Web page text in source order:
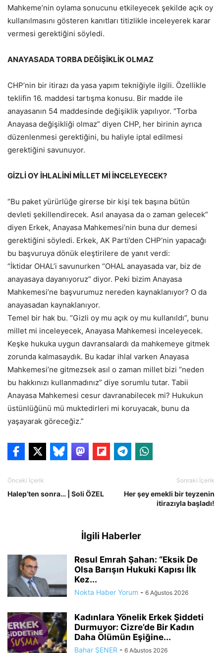
Mahkeme’nin oylama sonucunu etkileyecek şekilde açık oy
kullanılmasını gösteren kanıtları titizlikle inceleyerek karar
vermesi gerektiğini söyledi.
ANAYASADA TORBA DEĞİŞİKLİK OLMAZ
CHP’nin bir itirazı da yasa yapım tekniğiyle ilgili. Özellikle
teklifin 16. maddesi tartışma konusu. Bir madde ile
anayasanın 54 maddesinde değişiklik yapılıyor. “Torba
Anayasa değişikliği olmaz” diyen CHP, her birinin ayrıca
düzenlenmesi gerektiğini, bu haliyle iptal edilmesi
gerektiğini savunuyor.
GİZLİ OY İHLALİNİ MİLLET Mİ İNCELEYECEK?
“Bu paket yürürlüğe girerse bir kişi tek başına bütün
devleti şekillendirecek. Asıl anayasa da o zaman gelecek”
diyen Erkek, Anayasa Mahkemesi’nin buna dur demesi
gerektiğini söyledi. Erkek, AK Parti’den CHP’nin yapacağı
bu başvuruya dönük eleştirilere de yanıt verdi:
“İktidar OHAL’i savunurken “OHAL anayasada var, biz de
anayasaya dayanıyoruz” diyor. Peki bizim Anayasa
Mahkemesi’ne başvurumuz nereden kaynaklanıyor? O da
anayasadan kaynaklanıyor.
Temel bir hak bu. “Gizli oy mu açık oy mu kullanıldı”, bunu
millet mi inceleyecek, Anayasa Mahkemesi inceleyecek.
Keşke hukuka uygun davransalardı da mahkemeye gitmek
zorunda kalmasaydık. Bu kadar ihlal varken Anayasa
Mahkemesi’ne gitmezsek asıl o zaman millet bizi “neden
bu hakkınızı kullanmadınız” diye sorumlu tutar. Tabii
Anayasa Mahkemesi cesur davranabilecek mi? Hukukun
üstünlüğünü mü muktedirleri mi koruyacak, bunu da
yaşayarak göreceğiz.”
Önceki İçerik
Halep’ten sonra… | Soli ÖZEL
Sonraki İçerik
Her şey emekli bir teyzenin
itirazıyla başladı!
İlgili Haberler
Resul Emrah Şahan: “Eksik De
Olsa Barışın Hukuki Kapısı İlk
Kez...
Nokta Haber Yorum - 6 Ağustos 2026
Kadınlara Yönelik Erkek Şiddeti
Durmuyor: Cizre’de Bir Kadın
Daha Ölümün Eşiğine...
Bahar ŞENER - 6 Ağustos 2026